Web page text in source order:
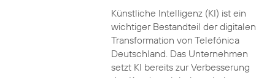
Künstliche Intelligenz (KI) ist ein
wichtiger Bestandteil der digitalen
Transformation von Telefónica
Deutschland. Das Unternehmen
setzt KI bereits zur Verbesserung